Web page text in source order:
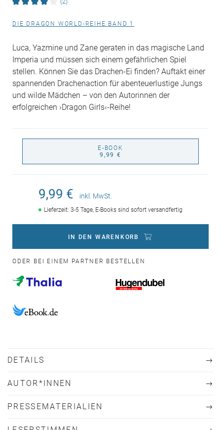
DIE DRAGON WORLD-REIHE BAND 1
Luca, Yazmine und Zane geraten in das magische Land
Imperia und müssen sich einem gefährlichen Spiel
stellen. Können Sie das Drachen-Ei finden? Auftakt einer
spannenden Drachenaction für abenteuerlustige Jungs
und wilde Mädchen – von den Autorinnen der
erfolgreichen ›Dragon Girls‹-Reihe!
E-BOOK
9,99 €
9,99 € inkl. MwSt.
Lieferzeit: 3-5 Tage, E-Books sind sofort versandfertig
IN DEN WARENKORB
ODER BEI EINEM PARTNER BESTELLEN
DETAILS
AUTOR*INNEN
PRESSEMATERIALIEN